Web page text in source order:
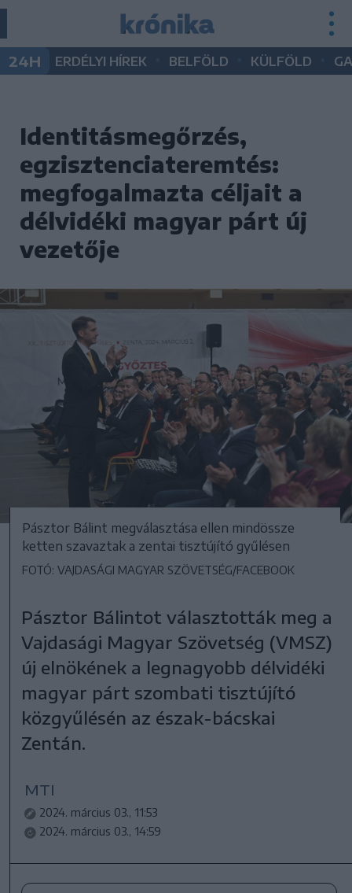
24H ERDÉLYI HÍREK BELFÖLD KÜLFÖLD
Identitásmegőrzés,
egzisztenciateremtés:
megfogalmazta céljait a
délvidéki magyar párt új
vezetője
Pásztor Bálint megválasztása ellen mindössze
ketten szavaztak a zentai tisztújító gyűlésen
FOTÓ: VAJDASÁGI MAGYAR SZÖVETSÉG/FACEBOOK
Pásztor Bálintot választották meg a
Vajdasági Magyar Szövetség (VMSZ)
új elnökének a legnagyobb délvidéki
magyar párt szombati tisztújító
közgyűlésén az észak-bácskai
Zentán.
MTI
2024. március 03., 11:53
2024. március 03., 14:59